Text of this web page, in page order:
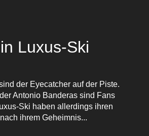
Luxus-Ski
der Eyecatcher auf der Piste.
Antonio Banderas sind Fans
Ski haben allerdings ihren
ihrem Geheimnis...